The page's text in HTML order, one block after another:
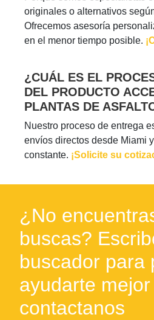
originales o alternativos
Ofrecemos asesoría
en el menor tiempo posible.
¿CUÁL ES EL
DEL PRODUCTO
PLANTAS DE
Nuestro proceso de entrega
envíos directos desde Miami
constante. ¡Solicite su
¿No
buscas?
buscador para
ayudarte
contactanos